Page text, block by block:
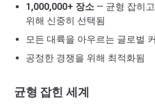
1,000,000+ 장소 — 균형 잡히
위해 신중히 선택됨
모든 대륙을 아우르는 글로벌
공정한 경쟁을 위해 최적화됨
균형 잡힌 세계